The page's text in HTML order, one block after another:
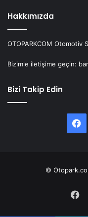
Hakkımızda
OTOPARKCOM Otomotiv
Bizimle iletişime geçin:
Bizi Takip Edin
©